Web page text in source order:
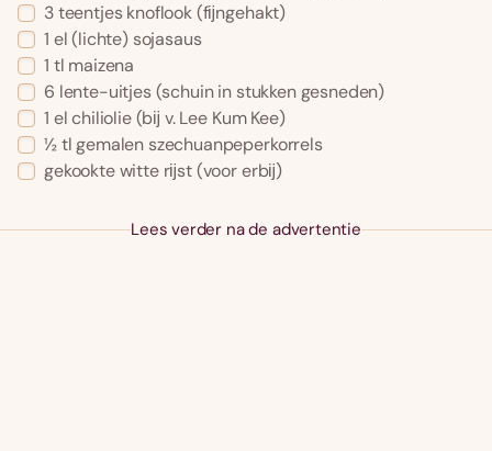
3 teentjes knoflook (fĳngehakt)
1 el (lichte) sojasaus
1 tl maizena
6 lente-uitjes (schuin in stukken gesneden)
1 el chiliolie (bĳ v. Lee Kum Kee)
½ tl gemalen szechuanpeperkorrels
gekookte witte rĳst (voor erbĳ)
Lees verder na de advertentie